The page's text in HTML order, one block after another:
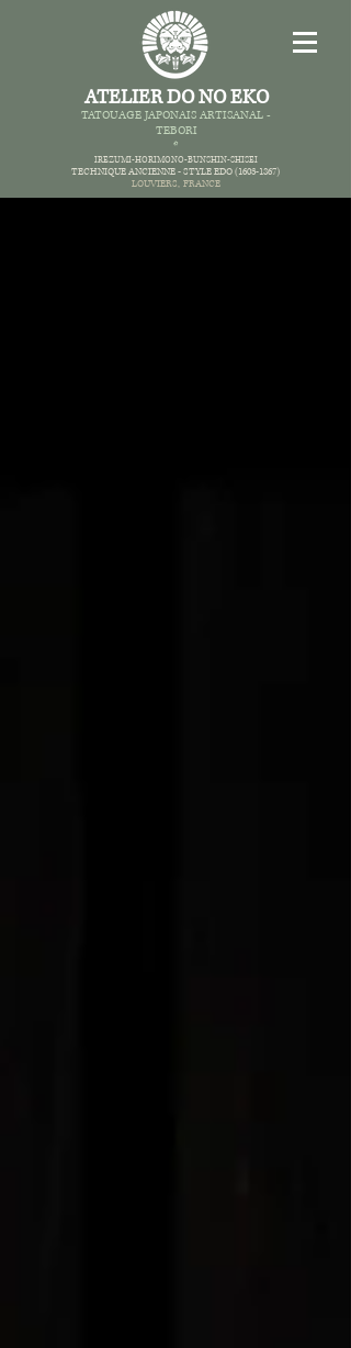
ATELIER DO NO EKO
TATOUAGE JAPONAIS ARTISANAL -
TEBORI
*
IREZUMI-HORIMONO-BUNSHIN-SHISEI
TECHNIQUE ANCIENNE -STYLE EDO(1603-1867)
LOUVIERS, FRANCE